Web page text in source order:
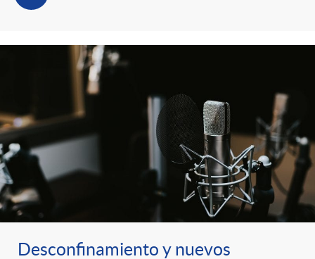
Desconfinamiento y nuevos